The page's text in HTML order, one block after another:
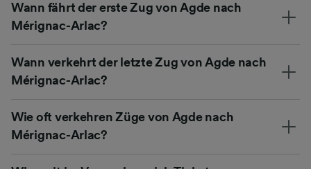
Wann fährt der erste Zug von Agde nach
Mérignac-Arlac?
Wann verkehrt der letzte Zug von Agde nach
Mérignac-Arlac?
Wie oft verkehren Züge von Agde nach
Mérignac-Arlac?